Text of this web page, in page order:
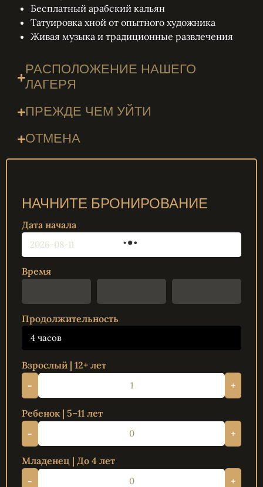
Бесплатный арабский кальян
Татуировка хной от опытного художника
Живая музыка и традиционные развлечения
РАСПОЛОЖЕНИЕ НАШЕГО
ЛАГЕРЯ
ПРЕЖДЕ ЧЕМ УЙТИ
ОТМЕНА
НАЧНИТЕ БРОНИРОВАНИЕ
Дата начала
Время
Продолжительность
4 часов
Взрослый | 12+ лет
-
+
Ребенок | 5–11 лет
-
+
Младенец | До 4 лет
-
+